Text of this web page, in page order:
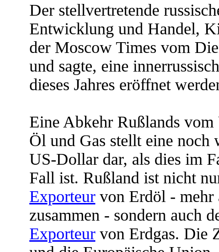
Der stellvertretende
Entwicklung und Handel,
der Moscow Times vom
und sagte, eine
dieses Jahres eröffnet
Eine Abkehr Rußlands
Öl und Gas stellt eine noch
US-Dollar dar, als dies im
Fall ist. Rußland ist nicht
Exporteur von Erdöl - mehr
zusammen - sondern auch
Exporteur von Erdgas. Die